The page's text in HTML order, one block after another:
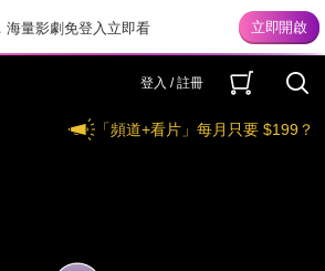
海量影劇免登入立即看
登入 / 註冊
「頻道+看片」每月只要 $199？